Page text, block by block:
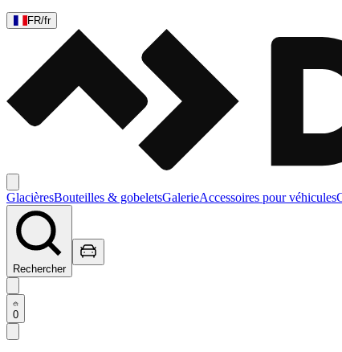
FR/fr
GlacièresBouteilles & gobeletsGalerieAccessoires pour véhicules
Rechercher
0